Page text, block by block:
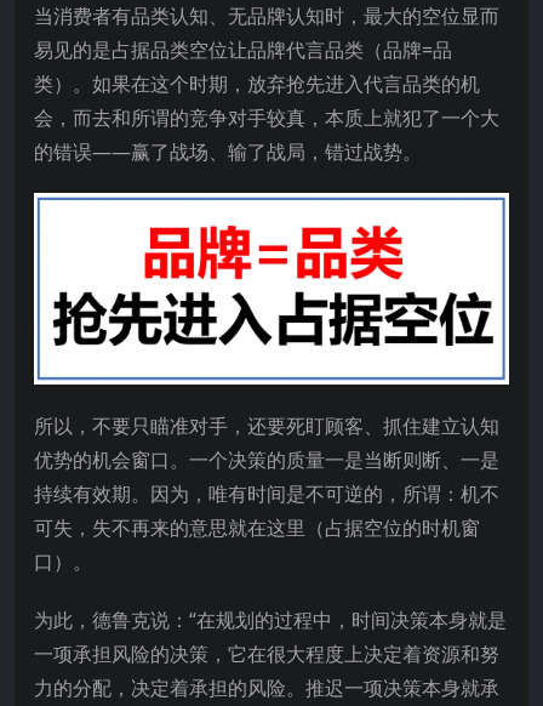
当消费者有品类认知、无品牌认知时，最大的空位显而
易见的是占据品类空位让品牌代言品类（品牌=品
类）。如果在这个时期，放弃抢先进入代言品类的机
会，而去和所谓的竞争对手较真，本质上就犯了一个大
的错误——赢了战场、输了战局，错过战势。
所以，不要只瞄准对手，还要死盯顾客、抓住建立认知
优势的机会窗口。一个决策的质量一是当断则断、一是
持续有效期。因为，唯有时间是不可逆的，所谓：机不
可失，失不再来的意思就在这里（占据空位的时机窗
口）。
为此，德鲁克说：“在规划的过程中，时间决策本身就是
一项承担风险的决策，它在很大程度上决定着资源和努
力的分配，决定着承担的风险。推迟一项决策本身就承